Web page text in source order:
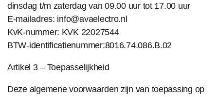
dinsdag t/m zaterdag van 09.00 uur tot 17.00 uur
E-mailadres: info@avaelectro.nl
KvK-nummer: KVK 22027544
BTW-identificatienummer:8016.74.086.B.02
Artikel 3 – Toepasselijkheid
Deze algemene voorwaarden zijn van toepassing op